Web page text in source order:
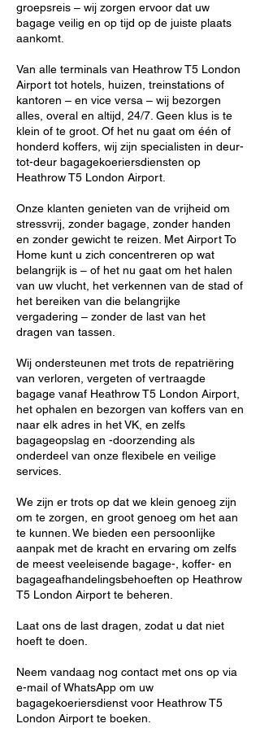
groepsreis – wij zorgen ervoor dat uw
bagage veilig en op tijd op de juiste plaats
aankomt.
Van alle terminals van Heathrow T5 London
Airport tot hotels, huizen, treinstations of
kantoren – en vice versa – wij bezorgen
alles, overal en altijd, 24/7. Geen klus is te
klein of te groot. Of het nu gaat om één of
honderd koffers, wij zijn specialisten in deur-
tot-deur bagagekoeriersdiensten op
Heathrow T5 London Airport.
Onze klanten genieten van de vrijheid om
stressvrij, zonder bagage, zonder handen
en zonder gewicht te reizen. Met Airport To
Home kunt u zich concentreren op wat
belangrijk is – of het nu gaat om het halen
van uw vlucht, het verkennen van de stad of
het bereiken van die belangrijke
vergadering – zonder de last van het
dragen van tassen.
Wij ondersteunen met trots de repatriëring
van verloren, vergeten of vertraagde
bagage vanaf Heathrow T5 London Airport,
het ophalen en bezorgen van koffers van en
naar elk adres in het VK, en zelfs
bagageopslag en -doorzending als
onderdeel van onze flexibele en veilige
services.
We zijn er trots op dat we klein genoeg zijn
om te zorgen, en groot genoeg om het aan
te kunnen. We bieden een persoonlijke
aanpak met de kracht en ervaring om zelfs
de meest veeleisende bagage-, koffer- en
bagageafhandelingsbehoeften op Heathrow
T5 London Airport te beheren.
Laat ons de last dragen, zodat u dat niet
hoeft te doen.
Neem vandaag nog contact met ons op via
e-mail of WhatsApp om uw
bagagekoeriersdienst voor Heathrow T5
London Airport te boeken.